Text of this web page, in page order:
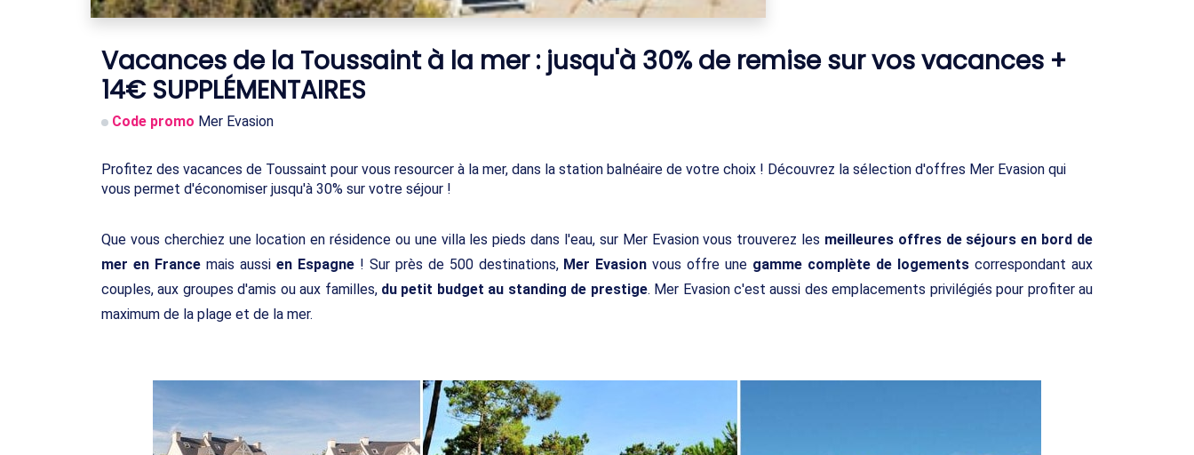
Vacances de la Toussaint à la mer : jusqu'à 30% de remise sur vos vacances +
14€ SUPPLÉMENTAIRES
Code promo Mer Evasion
Profitez des vacances de Toussaint pour vous resourcer à la mer, dans la station balnéaire de votre choix ! Découvrez la sélection d'offres Mer Evasion qui
vous permet d'économiser jusqu'à 30% sur votre séjour !
Que vous cherchiez une location en résidence ou une villa les pieds dans l'eau, sur Mer Evasion vous trouverez les meilleures offres de séjours en bord de
mer en Francemais aussi en Espagne! Sur près de 500 destinations, Mer Evasion vous offre une gamme complète de logements correspondant aux
couples, aux groupes d'amis ou aux familles, du petit budget au standing de prestige. Mer Evasion c'est aussi des emplacements privilégiés pour profiter au
maximum de la plage et de la mer.